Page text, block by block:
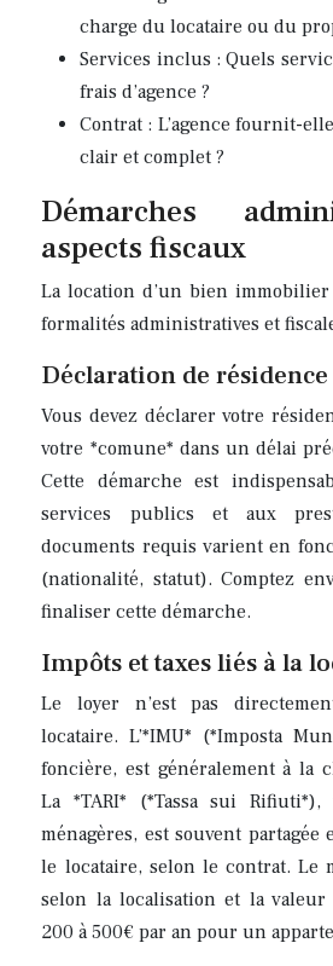
charge du locataire ou du
Services inclus : Quels
frais d’agence ?
Contrat : L’agence fournit-
clair et complet ?
Démarches
aspects fiscaux
La location d’un bien
formalités administratives et
Déclaration de
Vous devez déclarer votre
votre *comune* dans un délai
Cette démarche est
services publics et aux
documents requis varient en
(nationalité, statut). Comptez
finaliser cette démarche.
Impôts et taxes liés à la
Le loyer n’est pas
locataire. L’*IMU* (*Imposta
foncière, est généralement à la
La *TARI* (*Tassa sui
ménagères, est souvent
le locataire, selon le contrat. Le
selon la localisation et la
200 à 500€ par an pour un